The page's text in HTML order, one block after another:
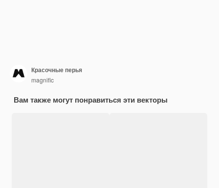
Красочные перья
magnific
Вам также могут понравиться эти векторы